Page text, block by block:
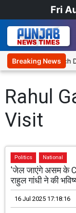
Fri
Breaking News
XI, Warm-Up Match
Rahul
Visit
Politics National
'जेल जाएंगे असम के
राहुल गांधी ने की
16 Jul 2025 17:18:16